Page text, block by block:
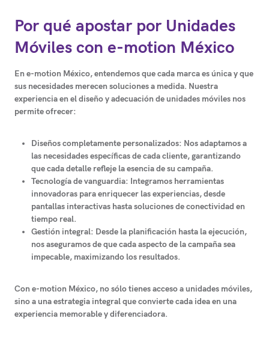
Por qué apostar por Unidades
Móviles con e-motion México
En e-motion México, entendemos que cada marca es única y que
sus necesidades merecen soluciones a medida. Nuestra
experiencia en el diseño y adecuación de unidades móviles nos
permite ofrecer:
Diseños completamente personalizados: Nos adaptamos a
las necesidades específicas de cada cliente, garantizando
que cada detalle refleje la esencia de su campaña.
Tecnología de vanguardia: Integramos herramientas
innovadoras para enriquecer las experiencias, desde
pantallas interactivas hasta soluciones de conectividad en
tiempo real.
Gestión integral: Desde la planificación hasta la ejecución,
nos aseguramos de que cada aspecto de la campaña sea
impecable, maximizando los resultados.
Con e-motion México, no sólo tienes acceso a unidades móviles,
sino a una estrategia integral que convierte cada idea en una
experiencia memorable y diferenciadora.